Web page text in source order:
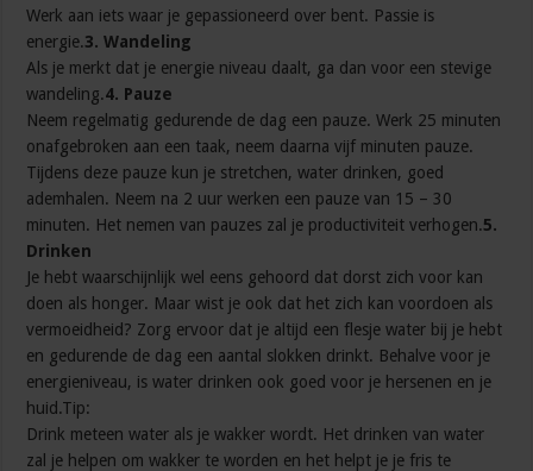
Werk aan iets waar je gepassioneerd over bent. Passie is
energie.3. Wandeling
Als je merkt dat je energie niveau daalt, ga dan voor een stevige
wandeling.4. Pauze
Neem regelmatig gedurende de dag een pauze. Werk 25 minuten
onafgebroken aan een taak, neem daarna vijf minuten pauze.
Tijdens deze pauze kun je stretchen, water drinken, goed
ademhalen. Neem na 2 uur werken een pauze van 15 – 30
minuten. Het nemen van pauzes zal je productiviteit verhogen.5.
Drinken
Je hebt waarschijnlijk wel eens gehoord dat dorst zich voor kan
doen als honger. Maar wist je ook dat het zich kan voordoen als
vermoeidheid? Zorg ervoor dat je altijd een flesje water bij je hebt
en gedurende de dag een aantal slokken drinkt. Behalve voor je
energieniveau, is water drinken ook goed voor je hersenen en je
huid.Tip:
Drink meteen water als je wakker wordt. Het drinken van water
zal je helpen om wakker te worden en het helpt je je fris te